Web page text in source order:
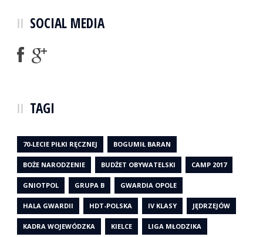
SOCIAL MEDIA
TAGI
70-LECIE PIŁKI RĘCZNEJ BOGUMIŁ BARAN
BOŻE NARODZENIE BUDŻET OBYWATELSKI CAMP 2017
GNIOTPOL GRUPA B GWARDIA OPOLE
HALA GWARDII HDT-POLSKA IV KLASY JĘDRZEJÓW
KADRA WOJEWÓDZKA KIELCE LIGA MŁODZIKA